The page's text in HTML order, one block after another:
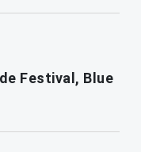
Festival, Blue